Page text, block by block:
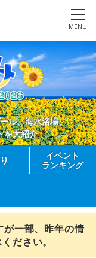
MENU
ル、海水浴場、
を大紹介
イベント
ランキング
が一部、昨年の情
ださい。